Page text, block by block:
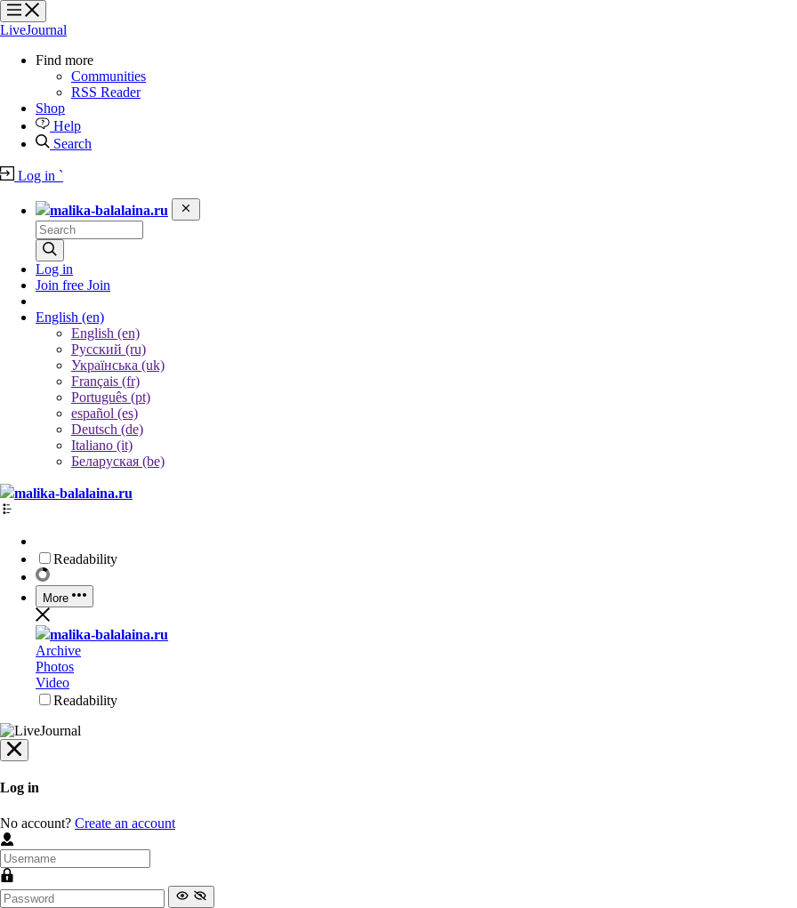
?
?
?
?
LiveJournal
Find more
Communities
RSS Reader
Shop
Help
Search
Log in `
malika-balalaina.ru
Log in
Join free Join
English (en)
English (en)
Русский (ru)
Українська (uk)
Français (fr)
Português (pt)
español (es)
Deutsch (de)
Italiano (it)
Беларуская (be)
malika-balalaina.ru
Readability
More
malika-balalaina.ru
Archive
Photos
Video
Readability
Log in
No account? Create an account